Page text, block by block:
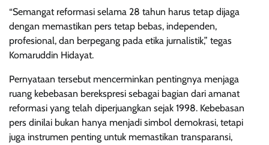
“Semangat reformasi selama 28 tahun harus tetap dijaga
dengan memastikan pers tetap bebas, independen,
profesional, dan berpegang pada etika jurnalistik,” tegas
Komaruddin Hidayat.
Pernyataan tersebut mencerminkan pentingnya menjaga
ruang kebebasan berekspresi sebagai bagian dari amanat
reformasi yang telah diperjuangkan sejak 1998. Kebebasan
pers dinilai bukan hanya menjadi simbol demokrasi, tetapi
juga instrumen penting untuk memastikan transparansi,